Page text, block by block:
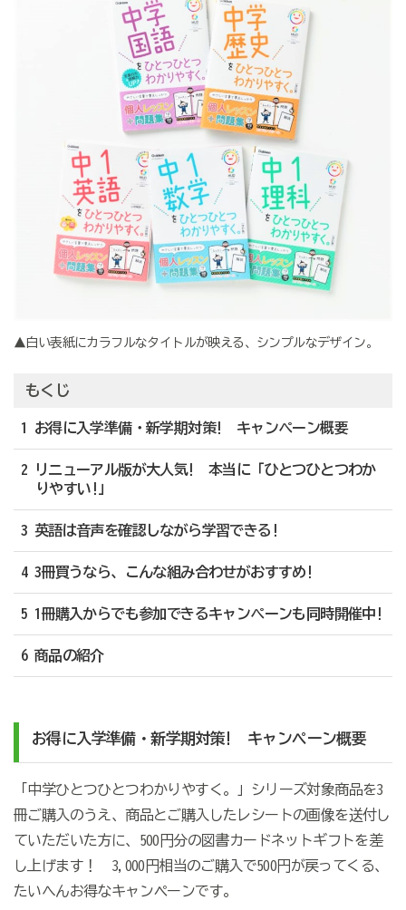
▲白い表紙にカラフルなタイトルが映える、シンプルなデザイン。
もくじ
1 お得に入学準備・新学期対策! キャンペーン概要
2 リニューアル版が大人気! 本当に「ひとつひとつわか
りやすい!」
3 英語は音声を確認しながら学習できる!
4 3冊買うなら、こんな組み合わせがおすすめ!
5 1冊購入からでも参加できるキャンペーンも同時開催中!
6 商品の紹介
お得に入学準備・新学期対策! キャンペーン概要
「中学ひとつひとつわかりやすく。」シリーズ対象商品を3
冊ご購入のうえ、商品とご購入したレシートの画像を送付し
ていただいた方に、500円分の図書カードネットギフトを差
し上げます！ 3,000円相当のご購入で500円が戻ってくる、
たいへんお得なキャンペーンです。